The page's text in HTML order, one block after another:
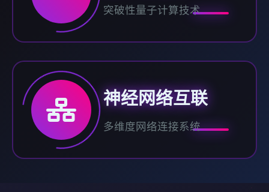
突破性量子计算技术
神经网络互联
多维度网络连接系统